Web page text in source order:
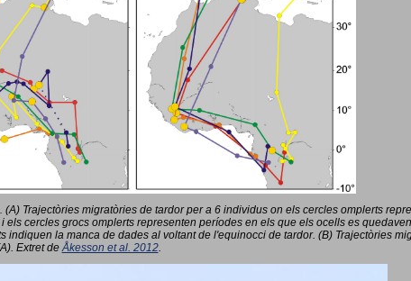
(A) Trajectòries migratòries de tardor per a 6 individus on els cercles omplerts
cercles grocs omplerts representen períodes en els que els ocells es
indiquen la manca de dades al voltant de l'equinocci de tardor. (B) Trajectòries
Extret deÅkesson et al. 2012.